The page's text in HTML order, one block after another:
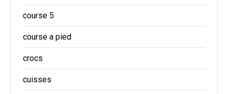
course 5
course a pied
crocs
cuisses